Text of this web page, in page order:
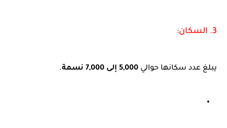
3. السكان:
يبلغ عدد سكانها حوالي 5,000 إلى 7,000 نسمة .